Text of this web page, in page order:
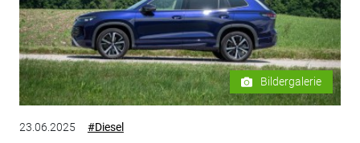
Bildergalerie
23.06.2025 #Diesel